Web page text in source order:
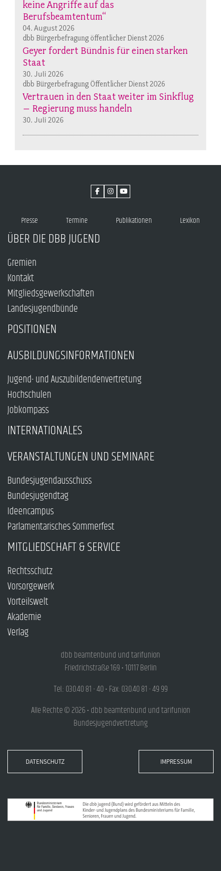
keine Angriffe auf das
Berufsbeamtentum“
04. August 2026
dbb Bürgerbefragung öffentlicher Dienst 2026
Geyer fordert Bündnis für einen starken
Staat
30. Juli 2026
dbb Bürgerbefragung Öffentlicher Dienst 2026
Vertrauen in den Staat weiter im Sinkflug
– Regierung muss handeln
30. Juli 2026
Presse Termine Publikationen Lexikon
ÜBER DIE DBB JUGEND
Gremien
Kontakt
Mitgliedsgewerkschaften
Landesjugendbünde
POSITIONEN
AUSBILDUNGSINFORMATIONEN
Jugend- und Auszubildendenvertretung
Hochschulen
Jobkompass
INTERNATIONALES
VERANSTALTUNGEN UND SEMINARE
Bundesjugendausschuss
Bundesjugendtag
Ideencampus
Parlamentarisches Sommerfest
MITGLIEDSCHAFT & SERVICE
Rechtsschutz
Vorsorgewerk
Vorteilswelt
Akademie
Verlag
dbb beamtenbund und tarifunion
Friedrichstraße 169 • 10117 Berlin
Tel.: 030.40 81 - 40 • Fax: 030.40 81 - 49 99
Alle Rechte © 2026 • dbb beamtenbund und tarifunion
Bundesjugendvertretung
DATENSCHUTZ IMPRESSUM